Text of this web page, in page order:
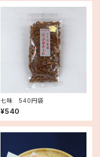
七味 540円袋
¥540